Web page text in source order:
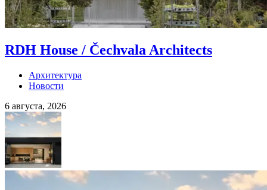
RDH House / Čechvala Architects
Архитектура
Новости
6 августа, 2026